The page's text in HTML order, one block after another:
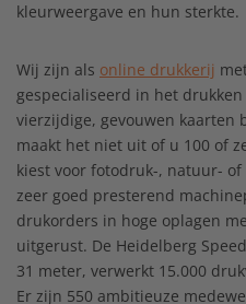
kleurweergave en hun sterkte.
Wij zijn als online drukkerij
gespecialiseerd in het
vierzijdige, gevouwen kaarten
maakt het niet uit of u 100 of
kiest voor fotodruk-, natuur-
zeer goed presterend
drukorders in hoge oplagen
uitgerust. De Heidelberg
31 meter, verwerkt 15.000
Er zijn 550 ambitieuze